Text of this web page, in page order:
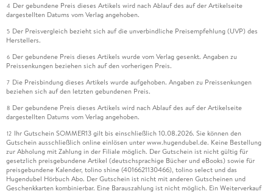
4 Der gebundene Preis dieses Artikels wird nach Ablauf des auf der Artikelseite
dargestellten Datums vom Verlag angehoben.
5 Der Preisvergleich bezieht sich auf die unverbindliche Preisempfehlung (UVP) des
Herstellers.
6 Der gebundene Preis dieses Artikels wurde vom Verlag gesenkt. Angaben zu
Preissenkungen beziehen sich auf den vorherigen Preis.
7 Die Preisbindung dieses Artikels wurde aufgehoben. Angaben zu Preissenkungen
beziehen sich auf den letzten gebundenen Preis.
8 Der gebundene Preis dieses Artikels wird nach Ablauf des auf der Artikelseite
dargestellten Datums vom Verlag angehoben.
12 Ihr Gutschein SOMMER13 gilt bis einschließlich 10.08.2026. Sie können den
Gutschein ausschließlich online einlösen unter www.hugendubel.de. Keine Bestellung
zur Abholung mit Zahlung in der Filiale möglich. Der Gutschein ist nicht gültig für
gesetzlich preisgebundene Artikel (deutschsprachige Bücher und eBooks) sowie für
preisgebundene Kalender, tolino shine (4016621130466), tolino select und das
Hugendubel Hörbuch Abo. Der Gutschein ist nicht mit anderen Gutscheinen und
Geschenkkarten kombinierbar. Eine Barauszahlung ist nicht möglich. Ein Weiterverkauf